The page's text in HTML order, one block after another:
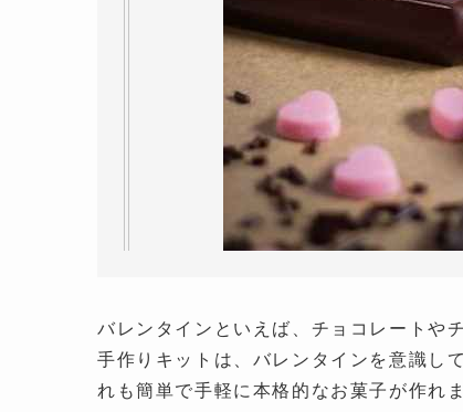
バレンタインといえば、チョコレートや
手作りキットは、バレンタインを意識し
れも簡単で手軽に本格的なお菓子が作れま